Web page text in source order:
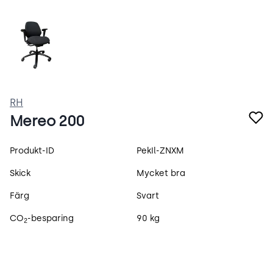
IaaveZxfArKN.webp
RH
Mereo 200
Produktspecifikation
Produkt-ID PekIl-ZNXM
Skick Mycket bra
Färg Svart
CO2-besparing 90 kg